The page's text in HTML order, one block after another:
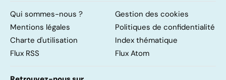
Qui sommes-nous ?
Gestion des cookies
Mentions légales
Politiques de confidentialité
Charte d'utilisation
Index thématique
Flux RSS
Flux Atom